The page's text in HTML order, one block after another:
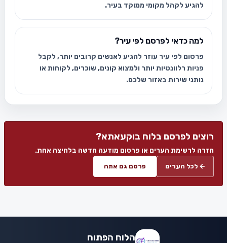
להגיע לקהל מקומי ממוקד בעיר.
למה כדאי לפרסם לפי עיר?
פרסום לפי עיר עוזר להגיע לאנשים קרובים יותר, לקבל
פניות רלוונטיות יותר ולמצוא קונים, שוכרים, לקוחות או
נותני שירות באזור שלכם.
רוצים לפרסם בלוח בוקעאתא?
חזרה לרשימת הערים או פרסום מודעה חדשה בלחיצה אחת.
← לכל הערים פרסם גם אתה
הלוח הפתוח